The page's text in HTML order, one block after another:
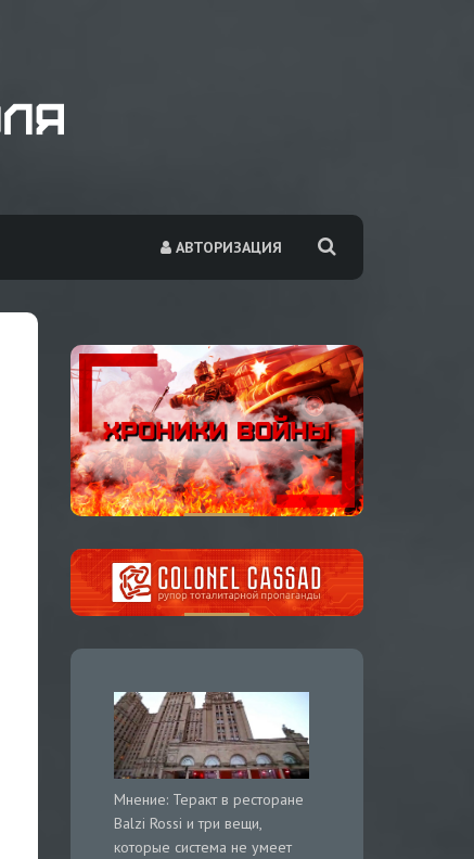
АВТОРИЗАЦИЯ
Мнение: Теракт в ресторане
Balzi Rossi и три вещи,
которые система не умеет